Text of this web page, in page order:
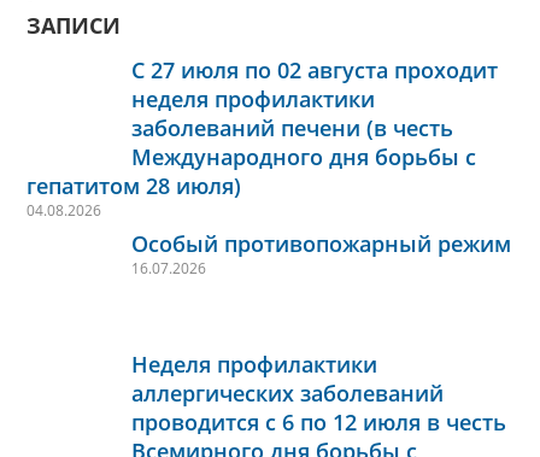
ЗАПИСИ
С 27 июля по 02 августа проходит
неделя профилактики
заболеваний печени (в честь
Международного дня борьбы с
гепатитом 28 июля)
04.08.2026
Особый противопожарный режим
16.07.2026
Неделя профилактики
аллергических заболеваний
проводится с 6 по 12 июля в честь
Всемирного дня борьбы с